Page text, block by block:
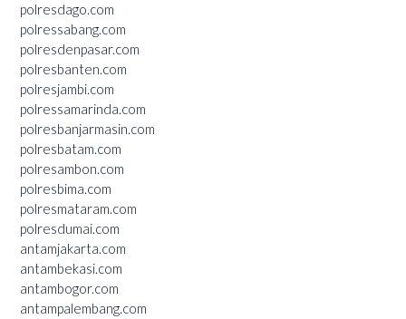
polresdago.com
polressabang.com
polresdenpasar.com
polresbanten.com
polresjambi.com
polressamarinda.com
polresbanjarmasin.com
polresbatam.com
polresambon.com
polresbima.com
polresmataram.com
polresdumai.com
antamjakarta.com
antambekasi.com
antambogor.com
antampalembang.com